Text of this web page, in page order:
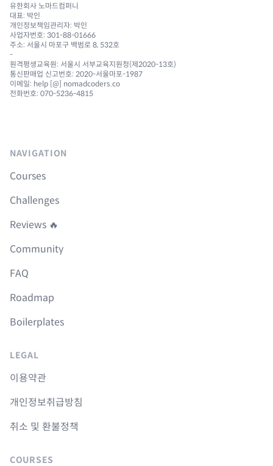
유한회사 노마드컴퍼니
대표: 박인
개인정보책임관리자: 박인
사업자번호: 301-88-01666
주소: 서울시 마포구 백범로 8, 532호
-
원격평생교육원: 서울시 서부교육지원청(제2020-13호)
통신판매업 신고번호: 2020-서울마포-1987
이메일: help [@] nomadcoders.co
전화번호: 070-5236-4815
NAVIGATION
Courses
Challenges
Reviews 🔥
Community
FAQ
Roadmap
Boilerplates
LEGAL
이용약관
개인정보취급방침
취소 및 환불정책
COURSES